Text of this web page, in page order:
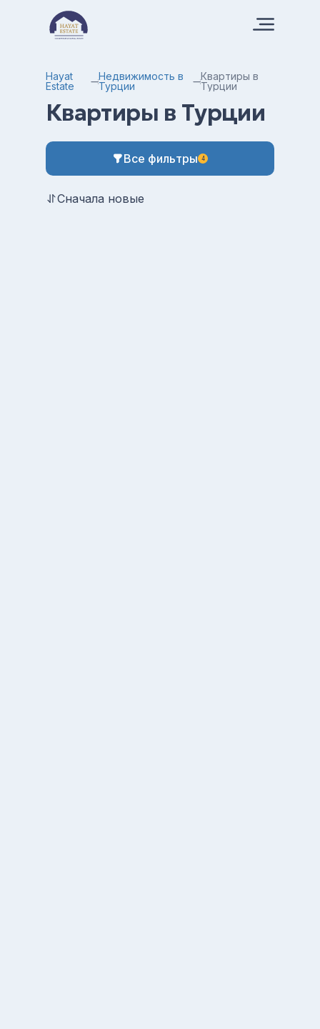
Hayat
Estate
Недвижимость в
Турции
Квартиры в
Турции
Квартиры в Турции
Все фильтры 4
Сначала новые